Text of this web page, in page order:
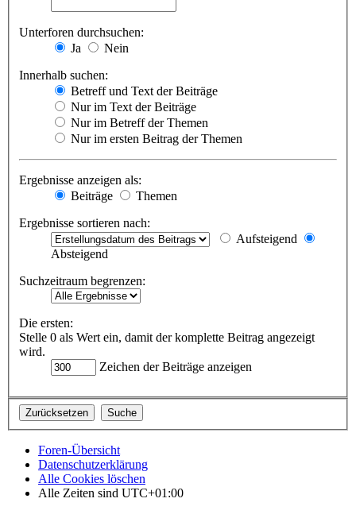
Unterforen durchsuchen:
Ja
Nein
Innerhalb suchen:
Betreff und Text der Beiträge
Nur im Text der Beiträge
Nur im Betreff der Themen
Nur im ersten Beitrag der Themen
Ergebnisse anzeigen als:
Beiträge
Themen
Ergebnisse sortieren nach:
Aufsteigend
Absteigend
Suchzeitraum begrenzen:
Die ersten:
Stelle 0 als Wert ein, damit der komplette Beitrag angezeigt
wird.
Zeichen der Beiträge anzeigen
Foren-Übersicht
Datenschutzerklärung
Alle Cookies löschen
Alle Zeiten sind UTC+01:00